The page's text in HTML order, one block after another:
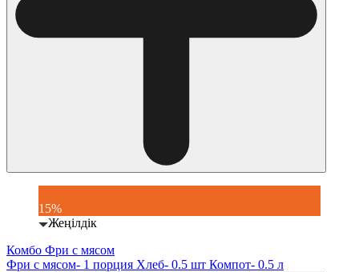
15%
Жеңілдік
Комбо Фри с мясом
Фри с мясом- 1 порция Хлеб- 0.5 шт Компот- 0.5 л